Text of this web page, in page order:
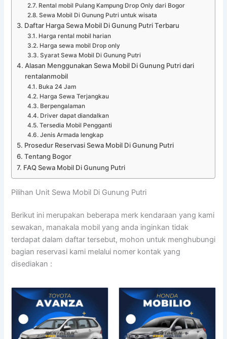
Rental mobil Pulang Kampung Drop Only dari Bogor
Sewa Mobil Di Gunung Putri untuk wisata
Daftar Harga Sewa Mobil Di Gunung Putri Terbaru
Harga rental mobil harian
Harga sewa mobil Drop only
Syarat Sewa Mobil Di Gunung Putri
Alasan Menggunakan Sewa Mobil Di Gunung Putri dari
rentalanmobil
Buka 24 Jam
Harga Sewa Terjangkau
Berpengalaman
Driver dapat diandalkan
Tersedia Mobil Pengganti
Jenis Armada lengkap
Prosedur Reservasi Sewa Mobil Di Gunung Putri
Tentang Bogor
FAQ Sewa Mobil Di Gunung Putri
Pilihan Unit Sewa Mobil Di Gunung Putri
Berikut ini merupakan beberapa merk kendaraan yang kami
sewakan, manakala mobil yang anda inginkan tidak
terdapat dalam daftar tersebut, mohon untuk menghubungi
bagian reservasi kami melalui nomer kontak yang
disediakan :